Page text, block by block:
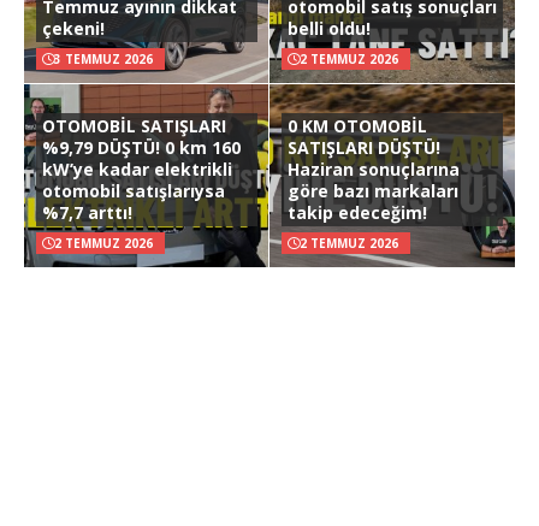
Temmuz ayının dikkat
çekeni!
3 TEMMUZ 2026
otomobil satış sonuçları
belli oldu!
2 TEMMUZ 2026
OTOMOBİL SATIŞLARI
%9,79 DÜŞTÜ! 0 km 160
kW’ye kadar elektrikli
otomobil satışlarıysa
%7,7 arttı!
2 TEMMUZ 2026
0 KM OTOMOBİL
SATIŞLARI DÜŞTÜ!
Haziran sonuçlarına
göre bazı markaları
takip edeceğim!
2 TEMMUZ 2026